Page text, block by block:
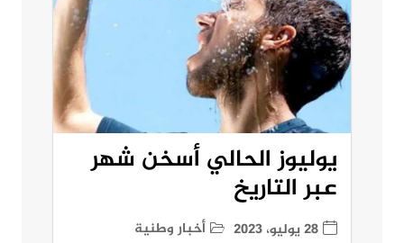
يوليوز الحالي أسخن شهر
عبر التاريخ
28 يوليو، 2023 أخبار وطنية